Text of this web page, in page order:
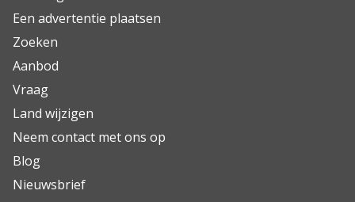
Een advertentie plaatsen
Zoeken
Aanbod
Vraag
Land wijzigen
Neem contact met ons op
Blog
Nieuwsbrief